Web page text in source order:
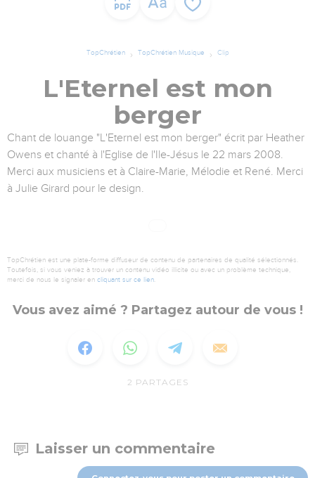
TopChrétien TopChrétien Musique Clip
L'Eternel est mon
berger
Chant de louange "L'Eternel est mon berger" écrit par Heather
Owens et chanté à l'Eglise de l'Ile-Jésus le 22 mars 2008.
Merci aux musiciens et à Claire-Marie, Mélodie et René. Merci
à Julie Girard pour le design.
TopChrétien est une plate-forme diffuseur de contenu de partenaires de qualité sélectionnés.
Toutefois, si vous veniez à trouver un contenu vidéo illicite ou avec un problème technique,
merci de nous le signaler en cliquant sur ce lien.
Vous avez aimé ? Partagez autour de vous !
2 PARTAGES
Laisser un commentaire